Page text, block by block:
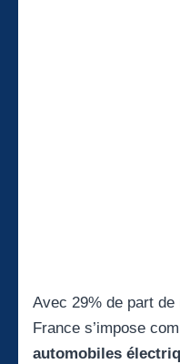
Avec 29% de part
France s’impose
automobiles